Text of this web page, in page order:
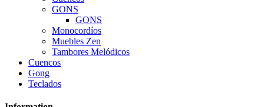
GONS
GONS
Monocordíos
Muebles Zen
Tambores Melódicos
Cuencos
Gong
Teclados